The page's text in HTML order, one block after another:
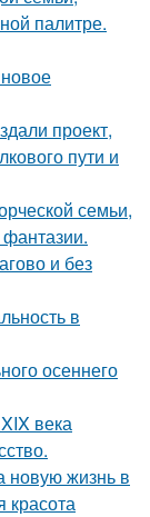
палитре.
проект,
пути и
семьи,
и без
в
осеннего
века
новую жизнь в
красота